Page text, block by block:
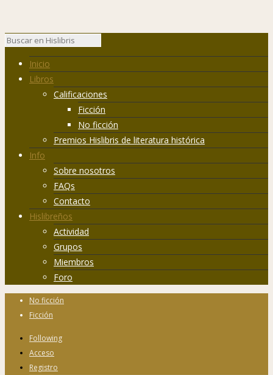
Inicio
Libros
Calificaciones
Ficción
No ficción
Premios Hislibris de literatura histórica
Info
Sobre nosotros
FAQs
Contacto
Hislibreños
Actividad
Grupos
Miembros
Foro
No ficción
Ficción
Following
Acceso
Registro